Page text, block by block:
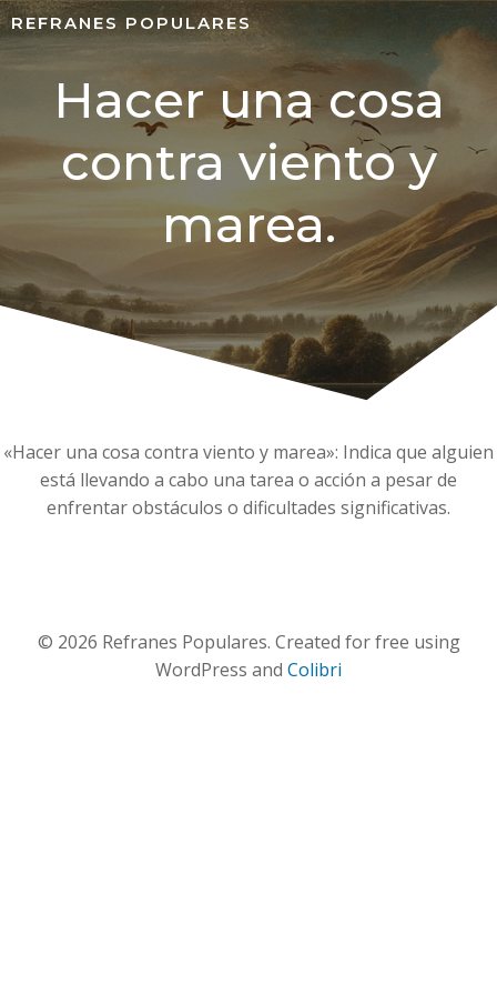
REFRANES POPULARES
Hacer una cosa
contra viento y
marea.
«Hacer una cosa contra viento y marea»: Indica que alguien
está llevando a cabo una tarea o acción a pesar de
enfrentar obstáculos o dificultades significativas.
© 2026 Refranes Populares. Created for free using
WordPress and Colibri